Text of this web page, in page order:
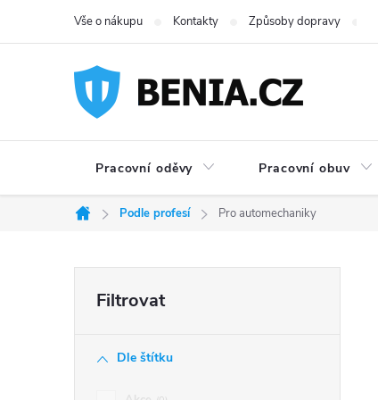
Vše o nákupu Kontakty Způsoby dopravy
Pracovní oděvy Pracovní obuv
Domů
Podle profesí Pro automechaniky
Dle štítku